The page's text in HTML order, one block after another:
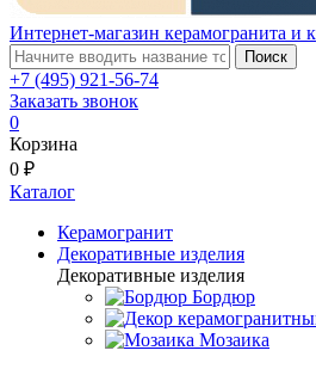
Интернет-магазин керамогранита и
Поиск
+7 (495) 921-56-74
Заказать звонок
0
Корзина
0 ₽
Каталог
Керамогранит
Декоративные изделия
Декоративные изделия
Бордюр
Мозаика